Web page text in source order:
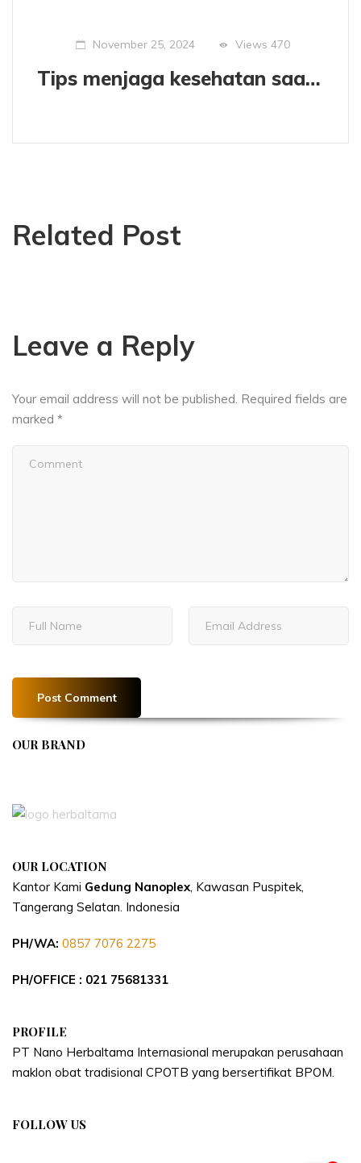
November 25, 2024 Views 470
Tips menjaga kesehatan saat musim hujan.
Related Post
Leave a Reply
Your email address will not be published. Required fields are
marked *
OUR BRAND
OUR LOCATION
Kantor Kami Gedung Nanoplex, Kawasan Puspitek,
Tangerang Selatan. Indonesia
PH/WA: 0857 7076 2275
PH/OFFICE : 021 75681331
PROFILE
PT Nano Herbaltama Internasional merupakan perusahaan
maklon obat tradisional CPOTB yang bersertifikat BPOM.
FOLLOW US